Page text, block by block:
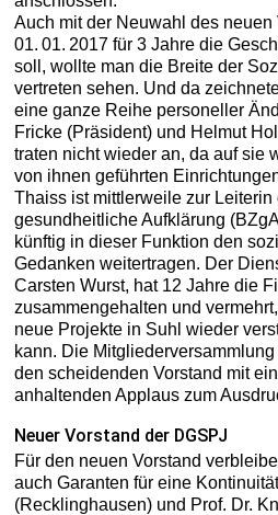
Auch mit der Neuwahl des
01. 01. 2017 für 3 Jahre die
soll, wollte man die Breite der
vertreten sehen. Und da
eine ganze Reihe personeller
Fricke (Präsident) und Helmut
traten nicht wieder an, da auf sie
von ihnen geführten
Thaiss ist mittlerweile zur
gesundheitliche Aufklärung
künftig in dieser Funktion den
Gedanken weitertragen. Der
Carsten Wurst, hat 12 Jahre die
zusammengehalten und
neue Projekte in Suhl wieder
kann. Die
den scheidenden Vorstand mit
anhaltenden Applaus zum
Neuer Vorstand der DGSPJ
Für den neuen Vorstand
auch Garanten für eine
(Recklinghausen) und Prof. Dr.